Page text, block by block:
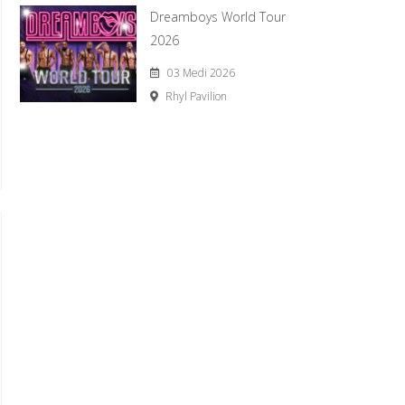
Dreamboys World Tour
2026
03 Medi 2026
Rhyl Pavilion